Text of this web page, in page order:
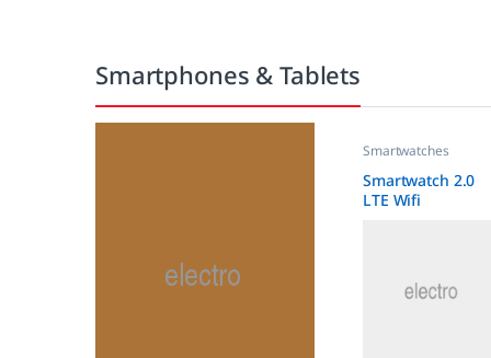
Smartphones & Tablets
Smartwatches
Smartwatch 2.0
LTE Wifi